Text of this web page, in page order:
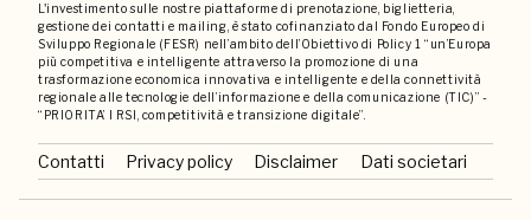
L'investimento sulle nostre piattaforme di prenotazione, biglietteria,
gestione dei contatti e mailing, è stato cofinanziato dal Fondo Europeo di
Sviluppo Regionale (FESR) nell’ambito dell’Obiettivo di Policy 1 “un’Europa
più competitiva e intelligente attraverso la promozione di una
trasformazione economica innovativa e intelligente e della connettività
regionale alle tecnologie dell’informazione e della comunicazione (TIC)” -
“PRIORITA’ I RSI, competitività e transizione digitale”.
Contatti Privacy policy Disclaimer Dati societari